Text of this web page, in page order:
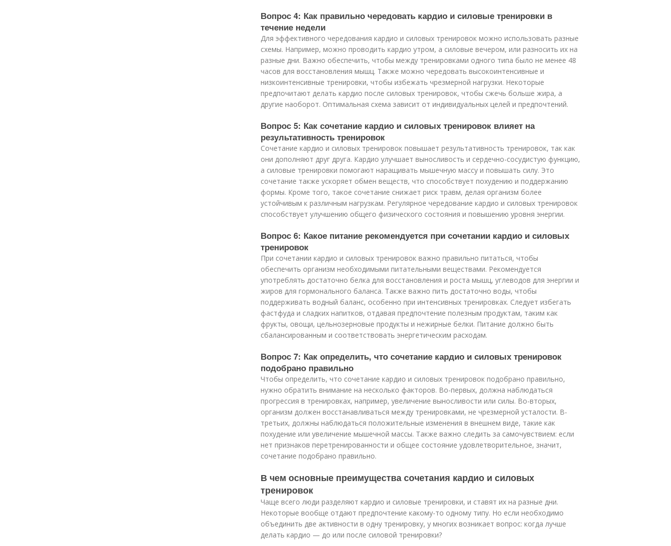
Вопрос 4: Как правильно чередовать кардио и силовые тренировки в
течение недели
Для эффективного чередования кардио и силовых тренировок можно использовать разные
схемы. Например, можно проводить кардио утром, а силовые вечером, или разносить их на
разные дни. Важно обеспечить, чтобы между тренировками одного типа было не менее 48
часов для восстановления мышц. Также можно чередовать высокоинтенсивные и
низкоинтенсивные тренировки, чтобы избежать чрезмерной нагрузки. Некоторые
предпочитают делать кардио после силовых тренировок, чтобы сжечь больше жира, а
другие наоборот. Оптимальная схема зависит от индивидуальных целей и предпочтений.
Вопрос 5: Как сочетание кардио и силовых тренировок влияет на
результативность тренировок
Сочетание кардио и силовых тренировок повышает результативность тренировок, так как
они дополняют друг друга. Кардио улучшает выносливость и сердечно-сосудистую функцию,
а силовые тренировки помогают наращивать мышечную массу и повышать силу. Это
сочетание также ускоряет обмен веществ, что способствует похудению и поддержанию
формы. Кроме того, такое сочетание снижает риск травм, делая организм более
устойчивым к различным нагрузкам. Регулярное чередование кардио и силовых тренировок
способствует улучшению общего физического состояния и повышению уровня энергии.
Вопрос 6: Какое питание рекомендуется при сочетании кардио и силовых
тренировок
При сочетании кардио и силовых тренировок важно правильно питаться, чтобы
обеспечить организм необходимыми питательными веществами. Рекомендуется
употреблять достаточно белка для восстановления и роста мышц, углеводов для энергии и
жиров для гормонального баланса. Также важно пить достаточно воды, чтобы
поддерживать водный баланс, особенно при интенсивных тренировках. Следует избегать
фастфуда и сладких напитков, отдавая предпочтение полезным продуктам, таким как
фрукты, овощи, цельнозерновые продукты и нежирные белки. Питание должно быть
сбалансированным и соответствовать энергетическим расходам.
Вопрос 7: Как определить, что сочетание кардио и силовых тренировок
подобрано правильно
Чтобы определить, что сочетание кардио и силовых тренировок подобрано правильно,
нужно обратить внимание на несколько факторов. Во-первых, должна наблюдаться
прогрессия в тренировках, например, увеличение выносливости или силы. Во-вторых,
организм должен восстанавливаться между тренировками, не чрезмерной усталости. В-
третьих, должны наблюдаться положительные изменения в внешнем виде, такие как
похудение или увеличение мышечной массы. Также важно следить за самочувствием: если
нет признаков перетренированности и общее состояние удовлетворительное, значит,
сочетание подобрано правильно.
В чем основные преимущества сочетания кардио и силовых
тренировок
Чаще всего люди разделяют кардио и силовые тренировки, и ставят их на разные дни.
Некоторые вообще отдают предпочтение какому-то одному типу. Но если необходимо
объединить две активности в одну тренировку, у многих возникает вопрос: когда лучше
делать кардио — до или после силовой тренировки?